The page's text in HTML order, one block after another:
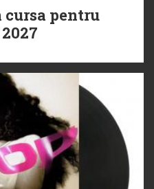
cursa pentru